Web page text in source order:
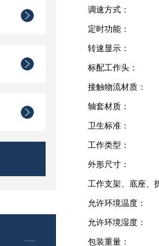
调速方式：
定时功能：
转速显示：
标配工作头：
接触物流材质：
轴套材质：
卫生标准：
工作类型：
外形尺寸：
工作支架、底座、
允许环境温度：
允许环境湿度：
包装重量：